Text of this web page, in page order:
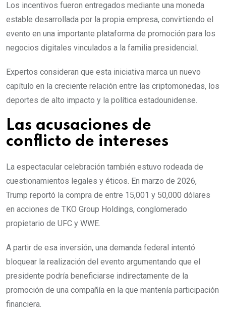
Los incentivos fueron entregados mediante una moneda
estable desarrollada por la propia empresa, convirtiendo el
evento en una importante plataforma de promoción para los
negocios digitales vinculados a la familia presidencial.
Expertos consideran que esta iniciativa marca un nuevo
capítulo en la creciente relación entre las criptomonedas, los
deportes de alto impacto y la política estadounidense.
Las acusaciones de
conflicto de intereses
La espectacular celebración también estuvo rodeada de
cuestionamientos legales y éticos. En marzo de 2026,
Trump reportó la compra de entre 15,001 y 50,000 dólares
en acciones de TKO Group Holdings, conglomerado
propietario de UFC y WWE.
A partir de esa inversión, una demanda federal intentó
bloquear la realización del evento argumentando que el
presidente podría beneficiarse indirectamente de la
promoción de una compañía en la que mantenía participación
financiera.